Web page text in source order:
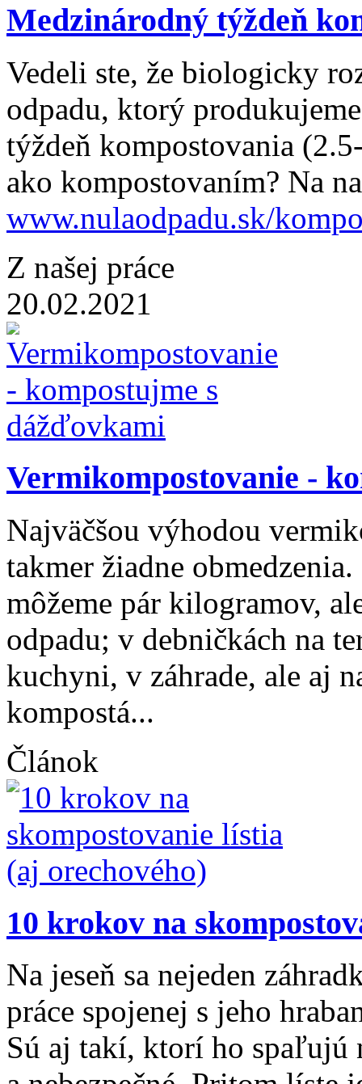
Medzinárodný týždeň
Vedeli ste, že biologicky
odpadu, ktorý
týždeň kompostovania
ako kompostovaním? Na
www.nulaodpadu.sk/
Z našej práce
20.02.2021
Vermikompostovanie -
Najväčšou výhodou
takmer žiadne
môžeme pár kilogramov,
odpadu; v debničkách na
kuchyni, v záhrade, ale aj
kompostá...
Článok
10 krokov na
Na jeseň sa nejeden
práce spojenej s jeho
Sú aj takí, ktorí ho spaľujú